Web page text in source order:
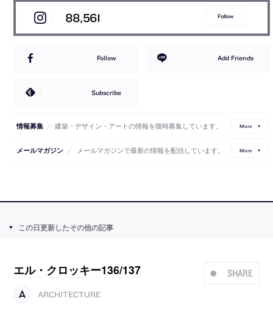
88,561 Follow
Follow Add Friends
Subscribe
情報募集 ／ 建築・デザイン・アートの情報を随時募集しています。 More
メールマガジン ／ メールマガジンで最新の情報を配信しています。 More
この日更新したその他の記事
SHARE
エル・クロッキー136/137
ARCHITECTURE